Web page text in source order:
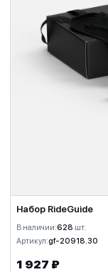
Набор RideGuide
В наличии:628 шт.
Артикул:gf-20918.30
1 927 ₽